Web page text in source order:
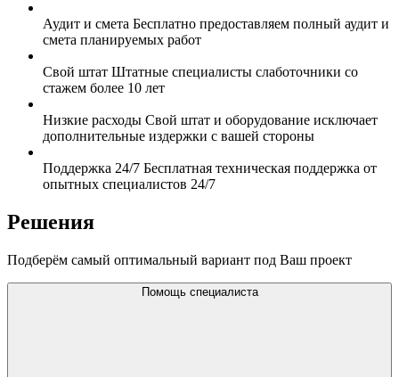
Аудит и смета Бесплатно предоставляем полный аудит и
смета планируемых работ
Свой штат Штатные специалисты слаботочники со
стажем более 10 лет
Низкие расходы Свой штат и оборудование исключает
дополнительные издержки с вашей стороны
Поддержка 24/7 Бесплатная техническая поддержка от
опытных специалистов 24/7
Решения
Подберём самый оптимальный вариант под Ваш проект
Помощь специалиста